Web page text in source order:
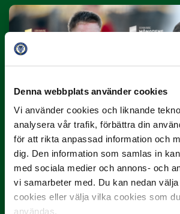
Denna webbplats använder cookies
Vi använder cookies och liknande
analysera vår trafik, förbättra din
för att rikta anpassad information och
dig. Den information som samlas in
med sociala medier och annons- och
vi samarbeter med. Du kan nedan
cookies eller välja vilka cookies som
användas.
10 JULI
Dubbla Landskrona-priser
summeras
"Vilken…